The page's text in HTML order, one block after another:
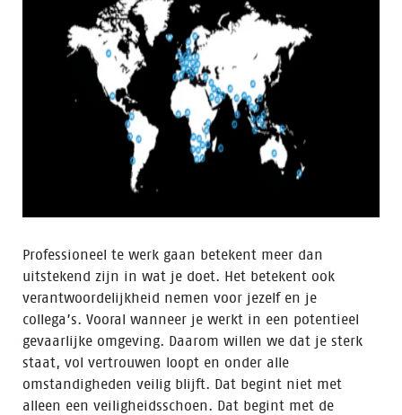
Professioneel te werk gaan betekent meer dan
uitstekend zijn in wat je doet. Het betekent ook
verantwoordelijkheid nemen voor jezelf en je
collega’s. Vooral wanneer je werkt in een potentieel
gevaarlijke omgeving. Daarom willen we dat je sterk
staat, vol vertrouwen loopt en onder alle
omstandigheden veilig blijft. Dat begint niet met
alleen een veiligheidsschoen. Dat begint met de